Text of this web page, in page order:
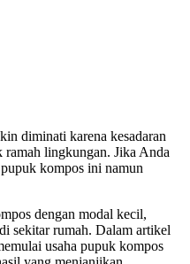
diminati karena kesadaran
ramah lingkungan. Jika Anda
kompos ini namun
dengan modal kecil,
sekitar rumah. Dalam artikel
usaha pupuk kompos